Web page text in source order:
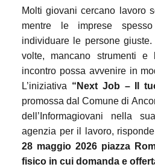
Molti giovani cercano lavoro
mentre le imprese
individuare le persone
volte, mancano strumenti
incontro possa avvenire in
L’iniziativa “Next Job – Il
promossa dal Comune di
dell’Informagiovani nella
agenzia per il lavoro,
28 maggio 2026 piazza
fisico in cui domanda e